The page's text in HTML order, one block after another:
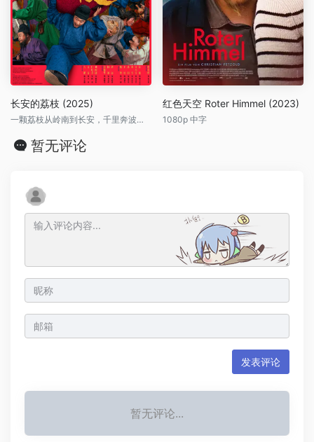
长安的荔枝 (2025)
一颗荔枝从岭南到长安，千里奔波，冰块裹着，愣是没让贵妃吃上一口。
红色天空 Roter Himmel (2023)
1080p 中字
暂无评论
发表评论
暂无评论...